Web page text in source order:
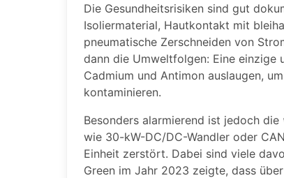
Die Gesundheitsrisiken sind gut
Isoliermaterial, Hautkontakt mit
pneumatische Zerschneiden von
dann die Umweltfolgen: Eine einzige
Cadmium und Antimon auslaugen,
kontaminieren.
Besonders alarmierend ist jedoch die
wie 30-kW-DC/DC-Wandler oder
Einheit zerstört. Dabei sind viele
Green im Jahr 2023 zeigte, dass